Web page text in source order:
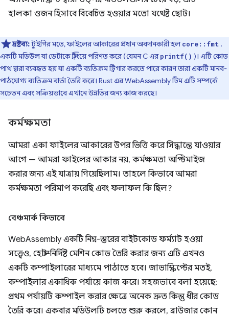
হালকা ওজন হিসাবে বিবেচিত হওয়ার মতো যথেষ্ট ছোট।
দ্রষ্টব্য:টুইগির মতে, ফাইলের আকারের প্রধান অবদানকারী হলcore::fmt ,
একটি মডিউল যা ডেটাকে স্ট্রিংয়ে পরিণত করে (যেমন C এরprintf() )। এটি কোড
পাথ দ্বারা ব্যবহৃত হয় যা একটি ব্যতিক্রম ট্রিগার করতে পারে কারণ তারা একটি মানব-
পাঠযোগ্য ব্যতিক্রম বার্তা তৈরি করে। Rust এর WebAssembly টিম এটি সম্পর্কে
সচেতন এবং সক্রিয়ভাবে এখানে উন্নতির জন্য কাজ করছে।
কর্মক্ষমতা
আমরা একা ফাইলের আকারের উপর ভিত্তি করে সিদ্ধান্তে যাওয়ার
আগে — আমরা ফাইলের আকার নয়, কর্মক্ষমতা অপ্টিমাইজ
করার জন্য এই যাত্রায় গিয়েছিলাম। তাহলে কিভাবে আমরা
কর্মক্ষমতা পরিমাপ করেছি এবং ফলাফল কি ছিল?
বেঞ্চমার্ক কিভাবে
WebAssembly একটি নিম্ন-স্তরের বাইটকোড ফর্ম্যাট হওয়া
সত্ত্বেও, হোস্ট-নির্দিষ্ট মেশিন কোড তৈরি করার জন্য এটি এখনও
একটি কম্পাইলারের মাধ্যমে পাঠাতে হবে। জাভাস্ক্রিপ্টের মতই,
কম্পাইলার একাধিক পর্যায়ে কাজ করে। সহজভাবে বলা হয়েছে:
প্রথম পর্যায়টি কম্পাইল করার ক্ষেত্রে অনেক দ্রুত কিন্তু ধীর কোড
তৈরি করে। একবার মডিউলটি চলতে শুরু করলে, ব্রাউজার কোন